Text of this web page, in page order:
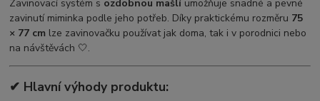
Zavinovací systém s ozdobnou mašlí umožňuje snadné a pevné
zavinutí miminka podle jeho potřeb. Díky praktickému rozměru 75
× 77 cm lze zavinovačku používat jak doma, tak i v porodnici nebo
na návštěvách 🤍.
✔ Hlavní výhody produktu: